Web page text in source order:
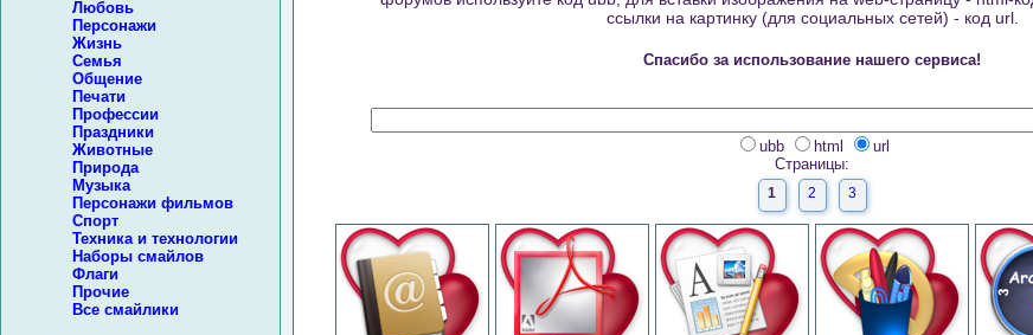
Любовь
Персонажи
Жизнь
Семья
Общение
Печати
Профессии
Праздники
Животные
Природа
Музыка
Персонажи фильмов
Спорт
Техника и технологии
Наборы смайлов
Флаги
Прочие
Все смайлики
ссылки на картинку (для социальных сетей) - код url.
Спасибо за использование нашего сервиса!
ubb html
url
Страницы:
1 2 3